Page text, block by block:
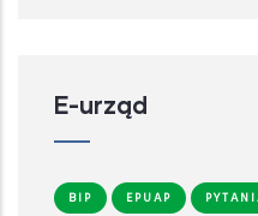
E-urząd
BIP EPUAP